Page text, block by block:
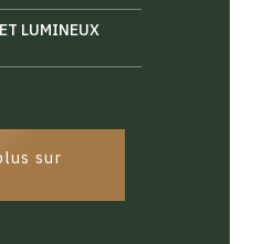
LUMINEUX
sur